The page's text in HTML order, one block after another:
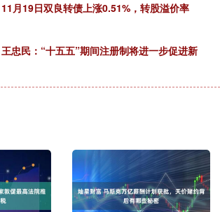
月19日双良转债上涨0.51%，转股溢价率
忠民：“十五五”期间注册制将进一步促进新